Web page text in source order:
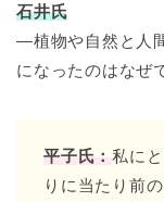
石井氏
―植物や自然と人
になったのはなぜ
平子氏：私に
りに当たり前